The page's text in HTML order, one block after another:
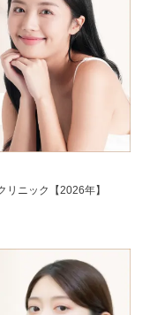
リニック【2026年】